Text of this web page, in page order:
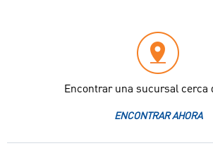
Encontrar una sucursal cerca
ENCONTRAR AHORA